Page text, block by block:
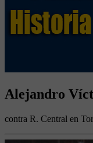
Alejandro
contra R. Central en